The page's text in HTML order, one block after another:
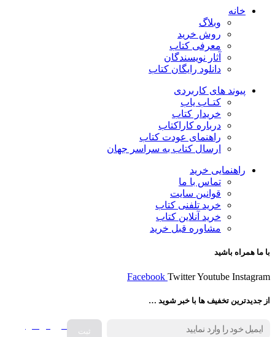
خانه
وبلاگ
روش خرید
معرفی کتاب
آثار نویسندگان
دانلود رایگان کتاب
پیوند های کاربردی
کتـاب یاب
خریدار کتاب
درباره کاراکتاب
راهنمای عودت کتاب
ارسال کتاب به سراسر جهان
راهنمایی خرید
تماس با ما
قوانین سایت
خرید تلفنی کتاب
خرید آنلاین کتاب
مشاوره قبل خرید
با ما همراه باشید
Facebook TwitterYoutube Instagram
از جدیدترین تخفیف ها با خبر شوید …
فروش انواع